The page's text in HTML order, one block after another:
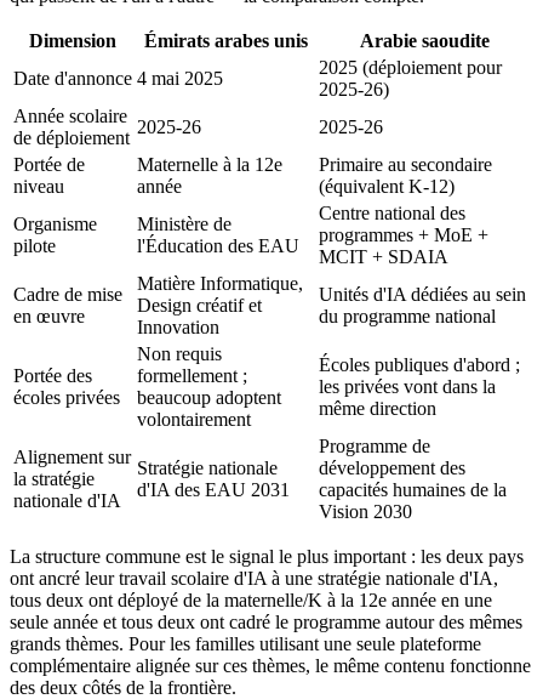
Dimension Émirats arabes unis
Arabie saoudite
Date d'annonce 4 mai 2025
2025 (déploiement pour
2025-26)
Année scolaire
de déploiement
2025-26
2025-26
Portée de
niveau
Maternelle à la 12e
année
Primaire au secondaire
(équivalent K-12)
Organisme
pilote
Ministère de
l'Éducation des EAU
Centre national des
programmes + MoE +
MCIT + SDAIA
Cadre de mise
en œuvre
Matière Informatique,
Design créatif et
Innovation
Unités d'IA dédiées au sein
du programme national
Portée des
écoles privées
Non requis
formellement ;
beaucoup adoptent
volontairement
Écoles publiques d'abord ;
les privées vont dans la
même direction
Alignement sur
la stratégie
nationale d'IA
Stratégie nationale
d'IA des EAU 2031
Programme de
développement des
capacités humaines de la
Vision 2030
La structure commune est le signal le plus important : les deux pays
ont ancré leur travail scolaire d'IA à une stratégie nationale d'IA,
tous deux ont déployé de la maternelle/K à la 12e année en une
seule année et tous deux ont cadré le programme autour des mêmes
grands thèmes. Pour les familles utilisant une seule plateforme
complémentaire alignée sur ces thèmes, le même contenu fonctionne
des deux côtés de la frontière.